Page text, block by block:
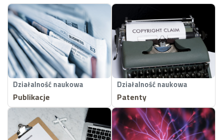
Działalność naukowa
Publikacje
Działalność naukowa
Patenty